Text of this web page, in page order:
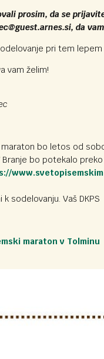
prosim, da se
da
pri tem
vam želim!
bo letos od
Branje bo potekalo preko
sodelovanju. Vaš DKPS
maraton v Tolminu